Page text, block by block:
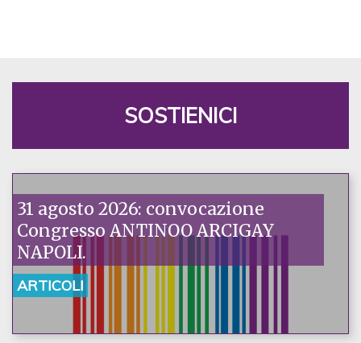
SOSTIENICI
31 agosto 2026: convocazione
Congresso ANTINOO ARCIGAY
NAPOLI.
ARTICOLI